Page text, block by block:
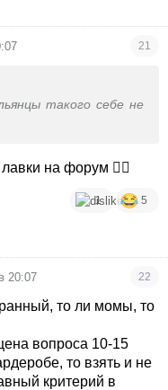
21
такого себе не
на форум 🤦‍♀️
1 5
20:07 22
то ли момы, то
вопроса 10-15
то взять и не
критерий в